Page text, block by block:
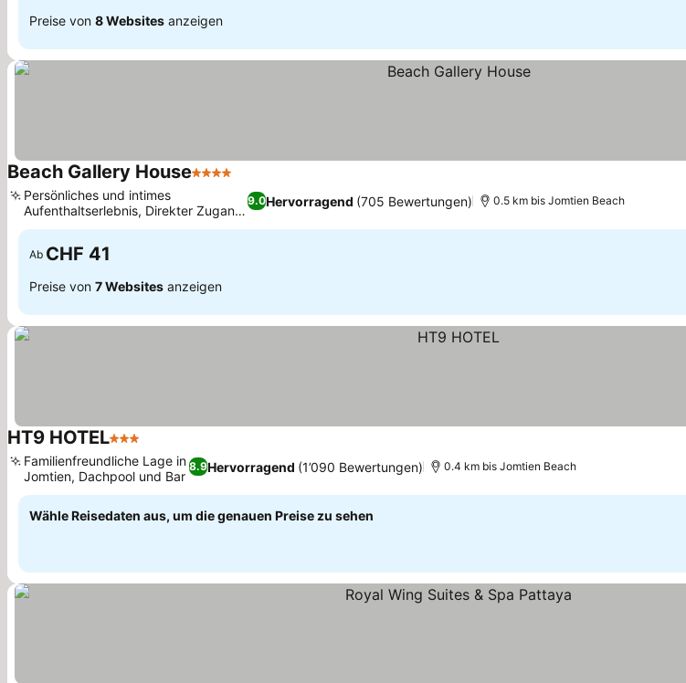
Preise von 8 Websites anzeigen
Beach Gallery House4 Sterne
9.0Hervorragend (705 Bewertungen)
Persönliches und intimes
Aufenthaltserlebnis, Direkter Zugang
zum Jomtien Beach
0.5 km bis Jomtien Beach
Ab CHF 41
Preise von 7 Websites anzeigen
HT9 HOTEL3 Sterne
8.9Hervorragend (1’090 Bewertungen)
Familienfreundliche Lage in
Jomtien, Dachpool und Bar
0.4 km bis Jomtien Beach
Wähle Reisedaten aus, um die genauen Preise zu sehen